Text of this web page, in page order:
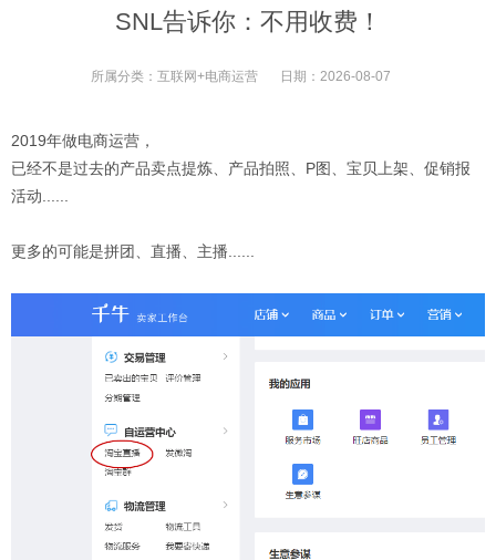
SNL告诉你：不用收费！
所属分类： 互联网+电商运营 日期： 2026-08-07
2019年做电商运营，
已经不是过去的产品卖点提炼、产品拍照、P图、宝贝上架、促销报
活动......
更多的可能是拼团、直播、主播......